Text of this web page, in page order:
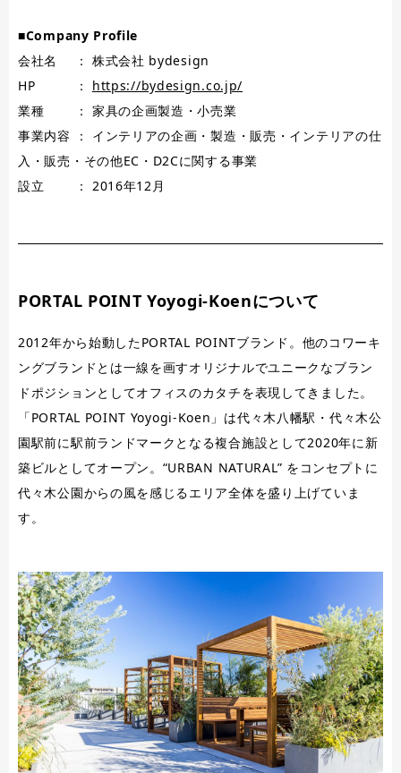
■Company Profile
会社名 ： 株式会社 bydesign
HP ： https://bydesign.co.jp/
業種 ： 家具の企画製造・小売業
事業内容 ： インテリアの企画・製造・販売・インテリアの仕
入・販売・その他EC・D2Cに関する事業
設立 ： 2016年12月
PORTAL POINT Yoyogi-Koenについて
2012年から始動したPORTAL POINTブランド。他のコワーキ
ングブランドとは一線を画すオリジナルでユニークなブラン
ドポジションとしてオフィスのカタチを表現してきました。
「PORTAL POINT Yoyogi-Koen」は代々木八幡駅・代々木公
園駅前に駅前ランドマークとなる複合施設として2020年に新
築ビルとしてオープン。“URBAN NATURAL” をコンセプトに
代々木公園からの風を感じるエリア全体を盛り上げていま
す。